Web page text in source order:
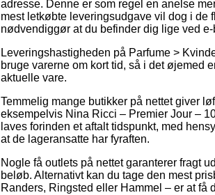
adresse. Denne er som regel en anelse
mest letkøbte leveringsudgave vil dog i
nødvendiggør at du befinder dig lige ved
Leveringshastigheden på Parfume >
bruge varerne om kort tid, så i det øjemed
aktuelle vare.
Temmelig mange butikker på nettet giver
eksempelvis Nina Ricci – Premier Jour –
laves forinden et aftalt tidspunkt, med
at de lageransatte har fyraften.
Nogle få outlets på nettet garanterer fragt
beløb. Alternativt kan du tage den mest
Randers, Ringsted eller Hammel – er at få